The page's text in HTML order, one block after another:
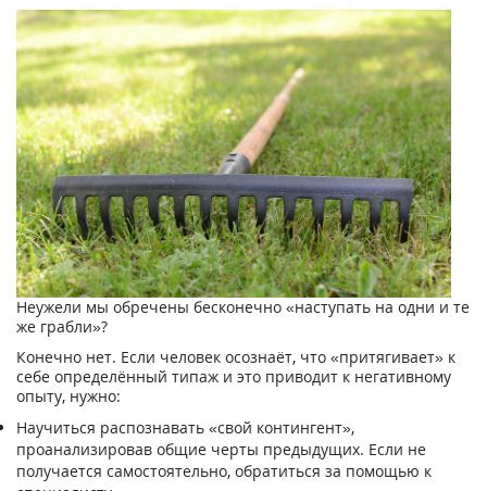
Неужели мы обречены бесконечно «наступать на одни и те
же грабли»?
Конечно нет. Если человек осознаёт, что «притягивает» к
себе определённый типаж и это приводит к негативному
опыту, нужно:
Научиться распознавать «свой контингент»,
проанализировав общие черты предыдущих. Если не
получается самостоятельно, обратиться за помощью к